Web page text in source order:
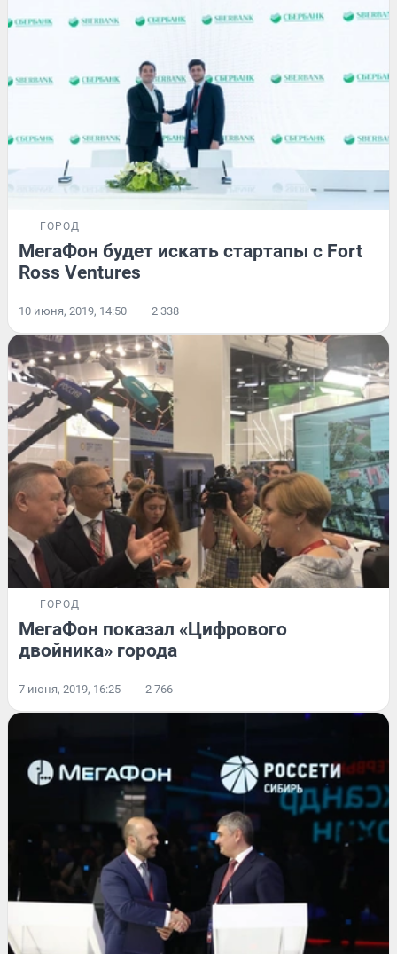
ГОРОД
МегаФон будет искать стартапы с Fort
Ross Ventures
10 июня, 2019, 14:50 2 338
ГОРОД
МегаФон показал «Цифрового
двойника» города
7 июня, 2019, 16:25 2 766